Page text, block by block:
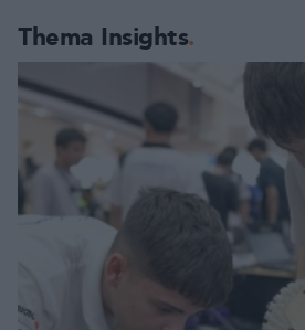
Thema Insights